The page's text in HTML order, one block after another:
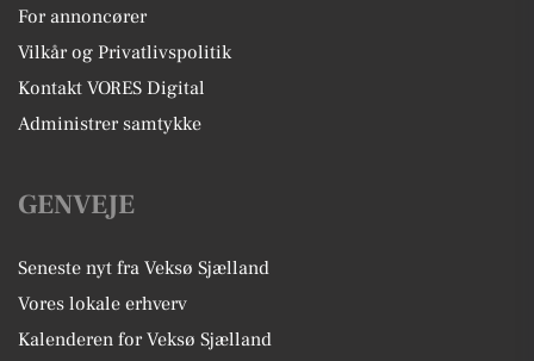
For annoncører
Vilkår og Privatlivspolitik
Kontakt VORES Digital
Administrer samtykke
GENVEJE
Seneste nyt fra Veksø Sjælland
Vores lokale erhverv
Kalenderen for Veksø Sjælland